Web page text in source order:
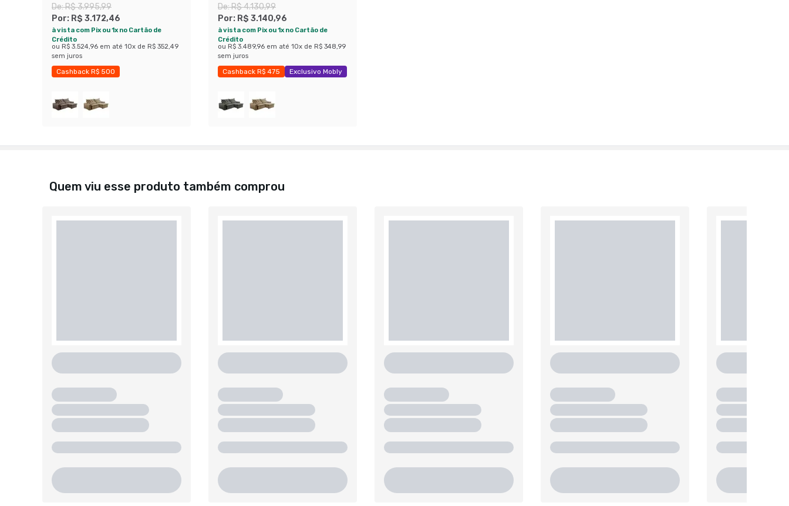
Cinza
De:R$ 3.995,99
Por: R$ 3.172,46
à vista com Pix ou 1x no Cartão de
Crédito
ou R$ 3.524,96 em até 10x de R$ 352,49
sem juros
Cashback R$ 500
Marrom
De:R$ 4.130,99
Por: R$ 3.140,96
à vista com Pix ou 1x no Cartão de
Crédito
ou R$ 3.489,96 em até 10x de R$ 348,99
sem juros
Cashback R$ 475
Exclusivo Mobly
Quem viu esse produto também comprou